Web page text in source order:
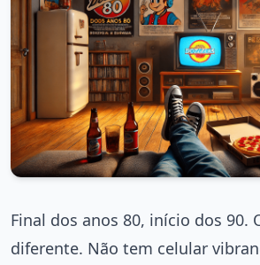
Final dos anos 80, início dos 90.
diferente. Não tem celular